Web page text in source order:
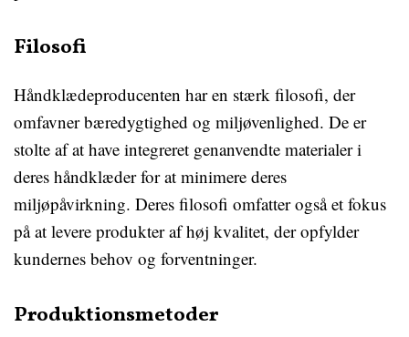
Filosofi
Håndklædeproducenten har en stærk filosofi, der
omfavner bæredygtighed og miljøvenlighed. De er
stolte af at have integreret genanvendte materialer i
deres håndklæder for at minimere deres
miljøpåvirkning. Deres filosofi omfatter også et fokus
på at levere produkter af høj kvalitet, der opfylder
kundernes behov og forventninger.
Produktionsmetoder